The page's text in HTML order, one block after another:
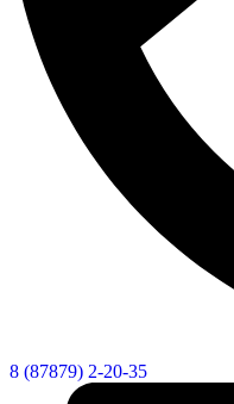
8 (87879) 2-20-35